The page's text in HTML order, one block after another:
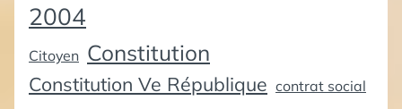
2004
Citoyen Constitution
Constitution Ve République contrat social